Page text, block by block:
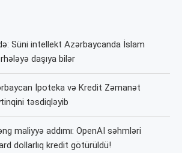
Süni intellekt Azərbaycanda İslam
daşıya bilər
İpoteka və Kredit Zəmanət
təsdiqləyib
maliyyə addımı: OpenAI səhmləri
dollarlıq kredit götürüldü!